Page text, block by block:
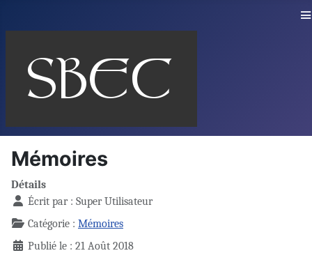
≡
Mémoires
Détails
Écrit par : Super Utilisateur
Catégorie : Mémoires
Publié le : 21 Août 2018